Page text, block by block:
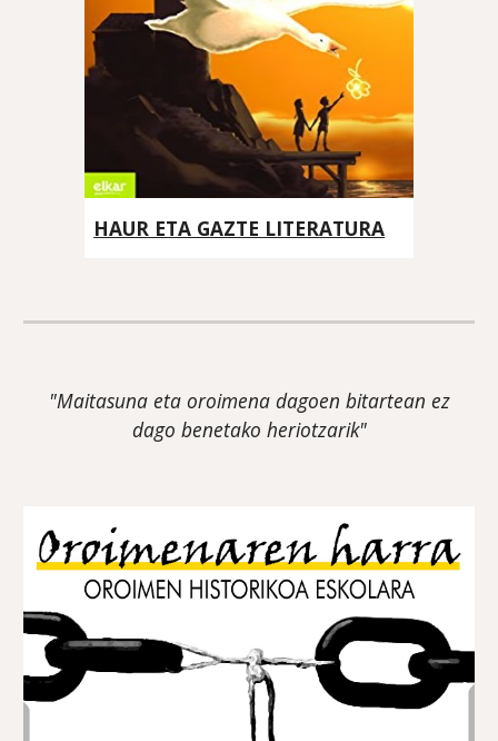
HAUR ETA GAZTE LITERATURA
"Maitasuna eta oroimena dagoen bitartean ez
dago benetako heriotzarik"